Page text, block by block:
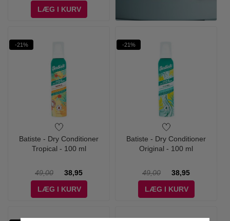
LÆG I KURV
-21%
Batiste - Dry Conditioner
Tropical - 100 ml
49,00
38,95
LÆG I KURV
-21%
Batiste - Dry Conditioner
Original - 100 ml
49,00
38,95
LÆG I KURV